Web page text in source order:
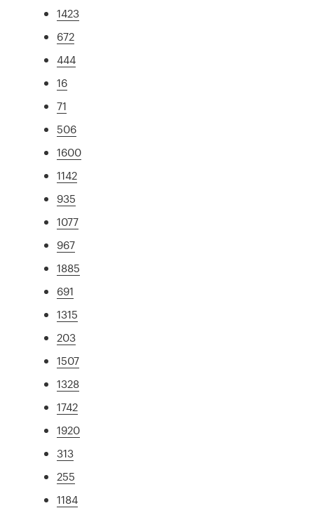
1423
672
444
16
71
506
1600
1142
935
1077
967
1885
691
1315
203
1507
1328
1742
1920
313
255
1184